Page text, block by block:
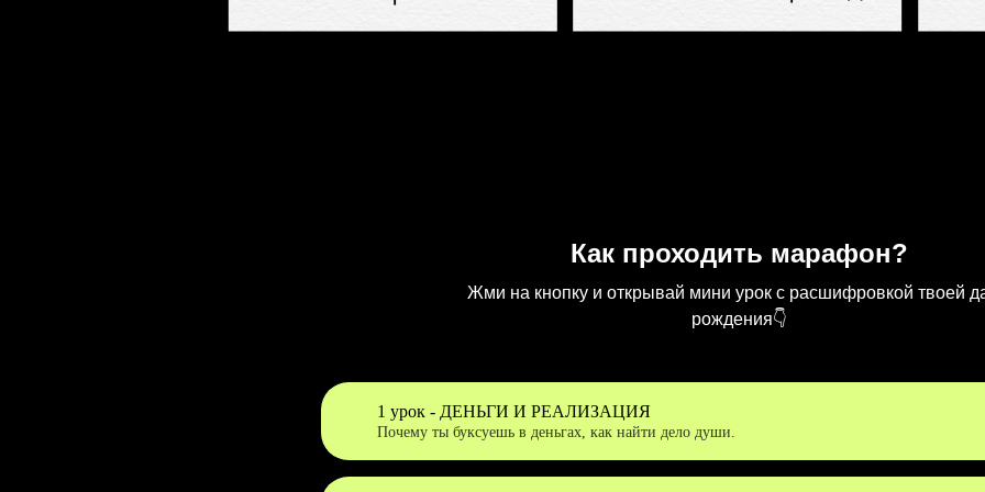
Как проходить марафон?
Жми на кнопку и открывай мини урок с расшифровкой твоей
рождения👇
1 урок - ДЕНЬГИ И РЕАЛИЗАЦИЯ
Почему ты буксуешь в деньгах, как найти дело души.